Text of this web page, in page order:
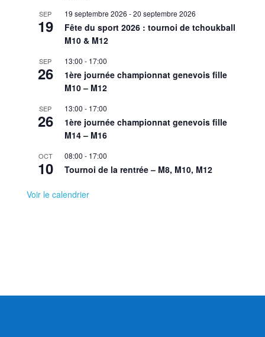
SEP
19
19 septembre 2026 -20 septembre 2026
Fête du sport 2026 : tournoi de tchoukball
M10 & M12
SEP
26
13:00 - 17:00
1ère journée championnat genevois fille
M10 – M12
SEP
26
13:00 - 17:00
1ère journée championnat genevois fille
M14 – M16
OCT
10
08:00 - 17:00
Tournoi de la rentrée – M8, M10, M12
Voir le calendrier